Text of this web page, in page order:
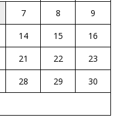
7 8
9
14 15
16
21 22
23
28 29
30